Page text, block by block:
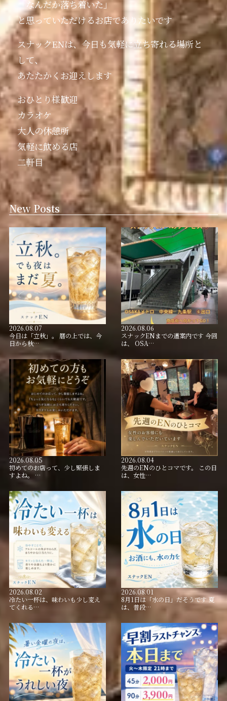
「なんだか落ち着いた」
と思っていただけるお店でありたいです️
スナックENは、今日も気軽に立ち寄れる場所と
して、
あたたかくお迎えします
おひとり様歓迎
カラオケ
大人の休憩所
気軽に飲める店
二軒目
New Posts
2026.08.07
今日は「立秋」。 暦の上では、今
日から秋…
2026.08.06
スナックENまでの道案内です 今回
は、 OSA…
2026.08.05
初めてのお店って、少し緊張しま
すよね。 …
2026.08.04
先週のENのひとコマです。 この日
は、女性…
2026.08.02
冷たい一杯は、味わいも少し変え
てくれる…
2026.08.01
8月1日は「水の日」だそうです 夏
は、普段…